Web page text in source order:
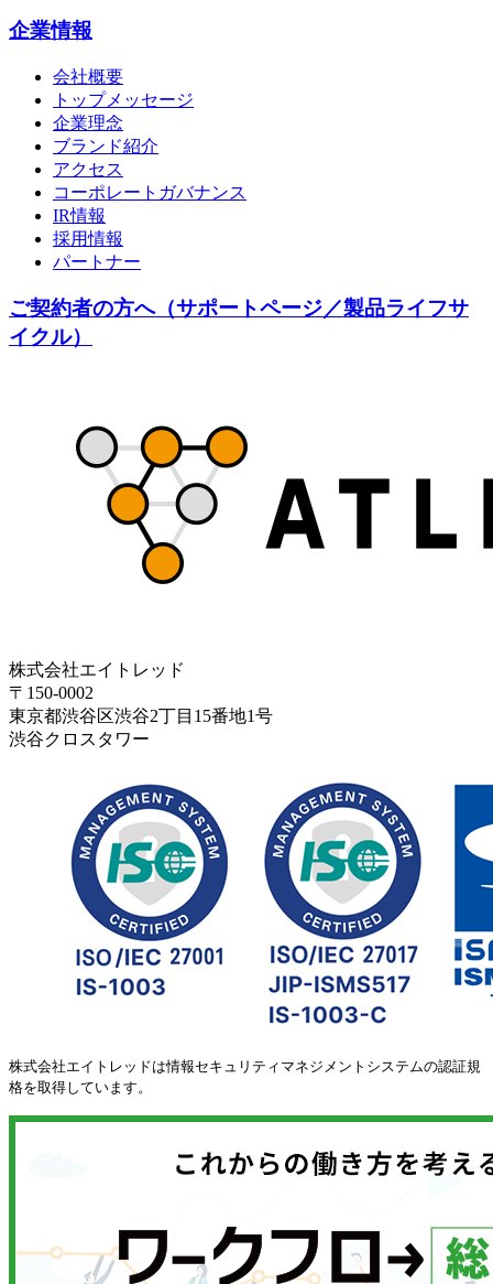
企業情報
会社概要
トップメッセージ
企業理念
ブランド紹介
アクセス
コーポレートガバナンス
IR情報
採用情報
パートナー
ご契約者の方へ（サポートページ／製品ライフサ
イクル）
株式会社エイトレッド
〒150-0002
東京都渋谷区渋谷2丁目15番地1号
渋谷クロスタワー
株式会社エイトレッドは情報セキュリティマネジメントシステムの認証規
格を取得しています。